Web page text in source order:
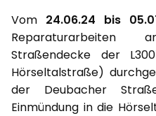
Vom 24.06.24 bis
Straßendecke der
Hörseltalstraße)
der Deubacher
Einmündung in die